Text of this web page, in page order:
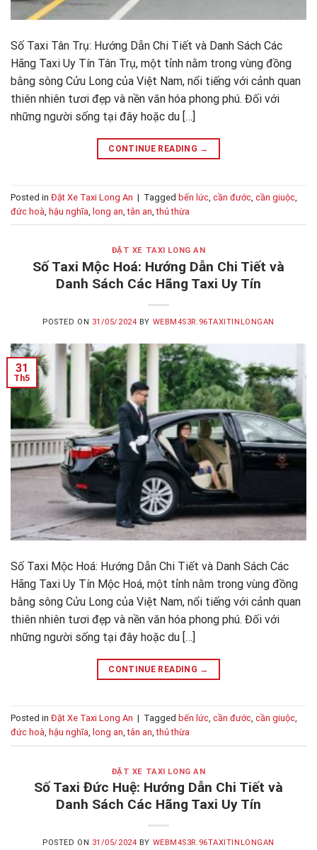
Số Taxi Tân Trụ: Hướng Dẫn Chi Tiết và Danh Sách Các
Hãng Taxi Uy Tín Tân Trụ, một tỉnh nằm trong vùng đồng
bằng sông Cửu Long của Việt Nam, nổi tiếng với cảnh quan
thiên nhiên tươi đẹp và nền văn hóa phong phú. Đối với
những người sống tại đây hoặc du […]
CONTINUE READING →
Posted in Đặt Xe Taxi Long An | Tagged bến lức cần đước cần giuộc
đức hoà hậu nghĩa long an ,tân an ,thủ thừa
ĐẶT XE TAXI LONG AN
Số Taxi Mộc Hoá: Hướng Dẫn Chi Tiết và
Danh Sách Các Hãng Taxi Uy Tín
POSTED ON 31/05/2024 BY WEBM4S3R.96TAXITINLONGAN
31
Th5
Số Taxi Mộc Hoá: Hướng Dẫn Chi Tiết và Danh Sách Các
Hãng Taxi Uy Tín Mộc Hoá, một tỉnh nằm trong vùng đồng
bằng sông Cửu Long của Việt Nam, nổi tiếng với cảnh quan
thiên nhiên tươi đẹp và nền văn hóa phong phú. Đối với
những người sống tại đây hoặc du […]
CONTINUE READING →
Posted in Đặt Xe Taxi Long An | Tagged bến lức cần đước cần giuộc
đức hoà hậu nghĩa long an ,tân an ,thủ thừa
ĐẶT XE TAXI LONG AN
Số Taxi Đức Huệ: Hướng Dẫn Chi Tiết và
Danh Sách Các Hãng Taxi Uy Tín
POSTED ON 31/05/2024 BY WEBM4S3R.96TAXITINLONGAN